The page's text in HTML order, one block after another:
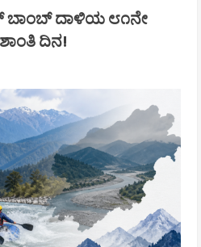
ದಾಳಿಯ ೮೧ನೇ
ಶಾಂತಿ ದಿನ!